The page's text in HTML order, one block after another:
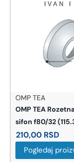
OMP TEA
OMP TEA
sifon f80/32
210,00 RSD
Pogledaj